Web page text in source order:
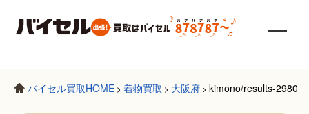
バイセル買取HOME > 着物買取 > 大阪府 > kimono/results-2980